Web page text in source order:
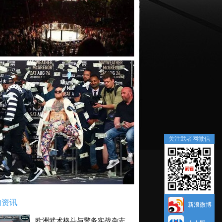
讯
关注武者网微信
新浪微博